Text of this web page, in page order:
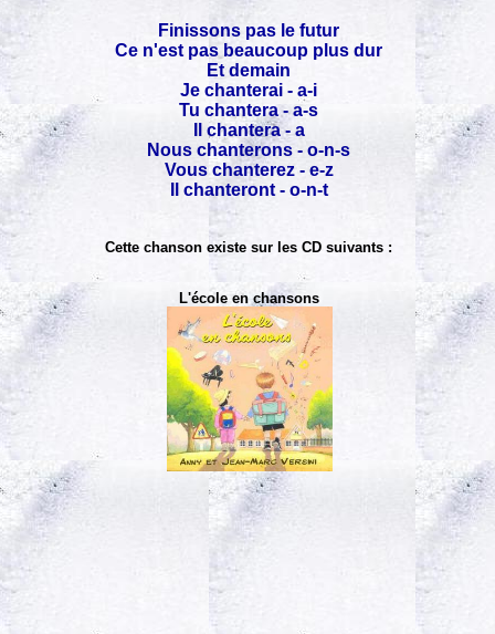
Finissons pas le futur
Ce n'est pas beaucoup plus dur
Et demain
Je chanterai - a-i
Tu chantera - a-s
Il chantera - a
Nous chanterons - o-n-s
Vous chanterez - e-z
Il chanteront - o-n-t
Cette chanson existe sur les CD suivants :
L'école en chansons